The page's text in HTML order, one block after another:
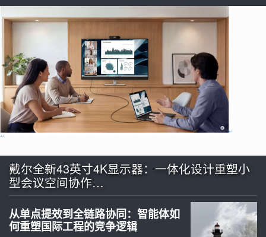
戴尔全新43英寸4K显示器：一体化设计重塑小
型会议空间协作…
从单点提效到全链路协同：智能体如
何重塑国际工程的竞争逻辑